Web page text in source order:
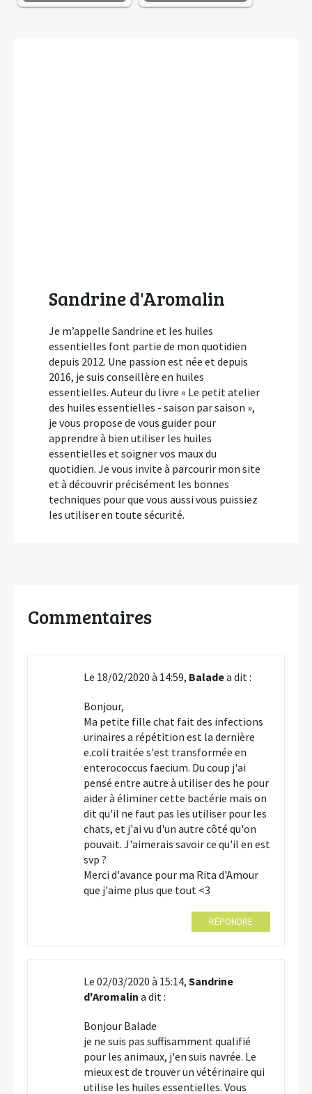
Sandrine d'Aromalin
Je m’appelle Sandrine et les huiles
essentielles font partie de mon quotidien
depuis 2012. Une passion est née et depuis
2016, je suis conseillère en huiles
essentielles. Auteur du livre « Le petit atelier
des huiles essentielles - saison par saison »,
je vous propose de vous guider pour
apprendre à bien utiliser les huiles
essentielles et soigner vos maux du
quotidien. Je vous invite à parcourir mon site
et à découvrir précisément les bonnes
techniques pour que vous aussi vous puissiez
les utiliser en toute sécurité.
Commentaires
Le 18/02/2020 à 14:59, Baladea dit :
Bonjour,
Ma petite fille chat fait des infections
urinaires a répétition est la dernière
e.coli traitée s'est transformée en
enterococcus faecium. Du coup j'ai
pensé entre autre à utiliser des he pour
aider à éliminer cette bactérie mais on
dit qu'il ne faut pas les utiliser pour les
chats, et j'ai vu d'un autre côté qu'on
pouvait. J'aimerais savoir ce qu'il en est
svp ?
Merci d'avance pour ma Rita d'Amour
que j'aime plus que tout <3
RÉPONDRE
Le 02/03/2020 à 15:14, Sandrine
d'Aromalin a dit :
Bonjour Balade
je ne suis pas suffisamment qualifié
pour les animaux, j'en suis navrée. Le
mieux est de trouver un vétérinaire qui
utilise les huiles essentielles. Vous